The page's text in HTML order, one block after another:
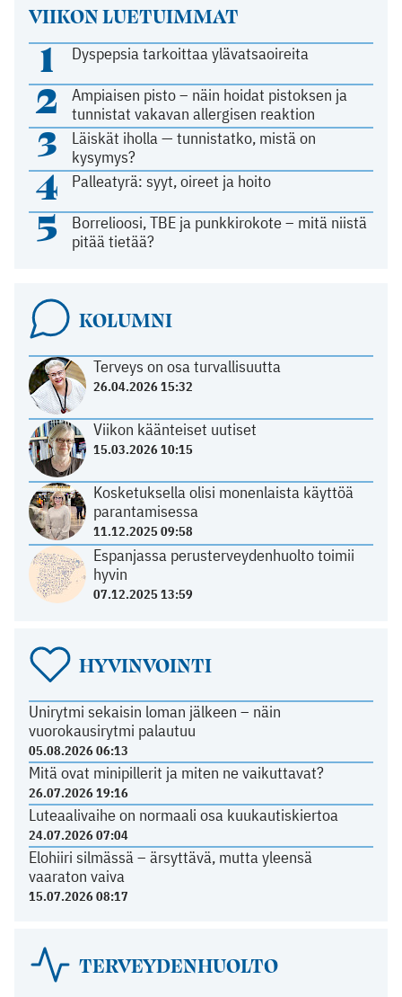
VIIKON LUETUIMMAT
1 Dyspepsia tarkoittaa ylävatsaoireita
2
Ampiaisen pisto – näin hoidat pistoksen ja
tunnistat vakavan allergisen reaktion
3
Läiskät iholla — tunnistatko, mistä on
kysymys?
4 Palleatyrä: syyt, oireet ja hoito
5
Borrelioosi, TBE ja punkkirokote – mitä niistä
pitää tietää?
KOLUMNI
Terveys on osa turvallisuutta
26.04.2026 15:32
Viikon käänteiset uutiset
15.03.2026 10:15
Kosketuksella olisi monenlaista käyttöä
parantamisessa
11.12.2025 09:58
Espanjassa perusterveydenhuolto toimii
hyvin
07.12.2025 13:59
HYVINVOINTI
Unirytmi sekaisin loman jälkeen – näin
vuorokausirytmi palautuu
05.08.2026 06:13
Mitä ovat minipillerit ja miten ne vaikuttavat?
26.07.2026 19:16
Luteaalivaihe on normaali osa kuukautiskiertoa
24.07.2026 07:04
Elohiiri silmässä – ärsyttävä, mutta yleensä
vaaraton vaiva
15.07.2026 08:17
TERVEYDENHUOLTO